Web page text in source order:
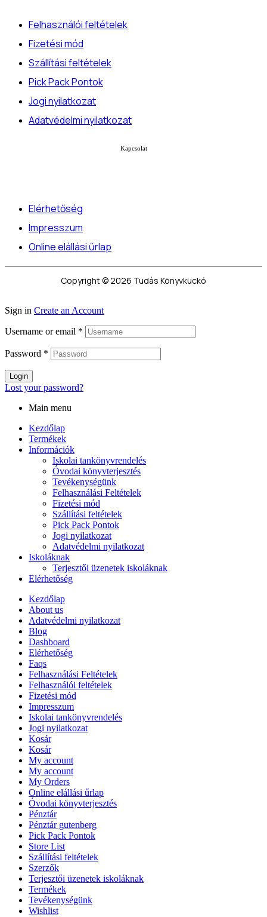
Felhasználói feltételek
Fizetési mód
Szállítási feltételek
Pick Pack Pontok
Jogi nyilatkozat
Adatvédelmi nyilatkozat
Kapcsolat
Elérhetőség
Impresszum
Online elállási űrlap
Copyright © 2026 Tudás Könyvkuckó
Sign in Create an Account
Username or email *
Password *
Login
Lost your password?
Main menu
Kezdőlap
Termékek
Információk
Iskolai tankönyvrendelés
Óvodai könyvterjesztés
Tevékenységünk
Felhasználási Feltételek
Fizetési mód
Szállítási feltételek
Pick Pack Pontok
Jogi nyilatkozat
Adatvédelmi nyilatkozat
Iskoláknak
Terjesztői üzenetek iskoláknak
Elérhetőség
Kezdőlap
About us
Adatvédelmi nyilatkozat
Blog
Dashboard
Elérhetőség
Faqs
Felhasználási Feltételek
Felhasználói feltételek
Fizetési mód
Impresszum
Iskolai tankönyvrendelés
Jogi nyilatkozat
Kosár
Kosár
My account
My account
My Orders
Online elállási űrlap
Óvodai könyvterjesztés
Pénztár
Pénztár gutenberg
Pick Pack Pontok
Store List
Szállítási feltételek
Szerzők
Terjesztői üzenetek iskoláknak
Termékek
Tevékenységünk
Wishlist